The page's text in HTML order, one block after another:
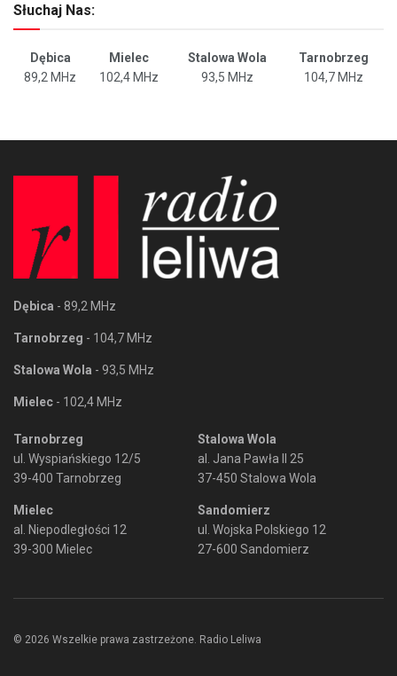
Słuchaj Nas:
Dębica Mielec Stalowa Wola
Tarnobrzeg
89,2 MHz
102,4 MHz 93,5 MHz 104,7 MHz
Dębica - 89,2 MHz
Tarnobrzeg - 104,7 MHz
Stalowa Wola - 93,5 MHz
Mielec - 102,4 MHz
Tarnobrzeg
ul. Wyspiańskiego 12/5
39-400 Tarnobrzeg
Mielec
al. Niepodległości 12
39-300 Mielec
Stalowa Wola
al. Jana Pawła II 25
37-450 Stalowa Wola
Sandomierz
ul. Wojska Polskiego 12
27-600 Sandomierz
© 2026 Wszelkie prawa zastrzeżone. Radio Leliwa